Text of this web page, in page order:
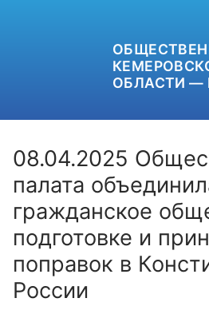
ОБЛАСТИ —
+7 (3842) 58-
ОБРАТНАЯ
08.04.2025
палата
гражданское
подготовке и
поправок в
России